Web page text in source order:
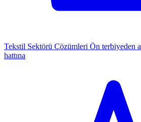
Tekstil Sektörü Çözümleri Ön terbiyeden
hattına